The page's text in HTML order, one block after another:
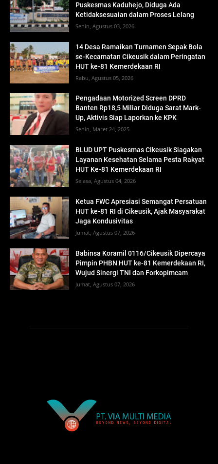
Puskesmas Kaduhejo, Diduga Ada
Ketidaksesuaian dalam Proses Lelang
Senin, Agustus 03, 2026
14 Desa Ramaikan Turnamen Sepak Bola
se-Kecamatan Cikeusik dalam Peringatan
HUT ke-81 Kemerdekaan RI
Rabu, Agustus 05, 2026
Pengadaan Motorized Screen DPRD
Banten Rp18,5 Miliar Diduga Sarat Mark-
Up, Aktivis Siap Laporkan ke KPK
Senin, Maret 24, 2025
BLUD UPT Puskesmas Cikeusik Siagakan
Layanan Kesehatan Selama Pesta Rakyat
HUT Ke-81 Kemerdekaan RI
Selasa, Agustus 04, 2026
Ketua FWC Apresiasi Semangat Persatuan
HUT ke-81 RI di Cikeusik, Ajak Masyarakat
Jaga Kondusivitas
Jumat, Agustus 07, 2026
Babinsa Koramil 0116/Cikeusik Dipercaya
Pimpin PHBN HUT ke-81 Kemerdekaan RI,
Wujud Sinergi TNI dan Forkopimcam
Jumat, Agustus 07, 2026